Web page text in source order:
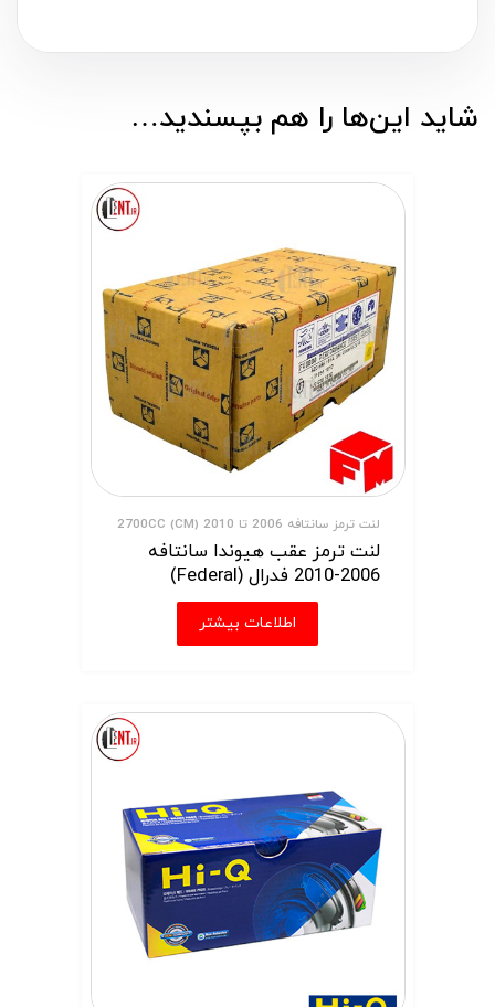
شاید این‌ها را هم بپسندید…
لنت ترمز سانتافه 2006 تا 2010 (CM) 2700CC
لنت ترمز عقب هیوندا سانتافه
2006-2010 فدرال (Federal)
اطلاعات بیشتر